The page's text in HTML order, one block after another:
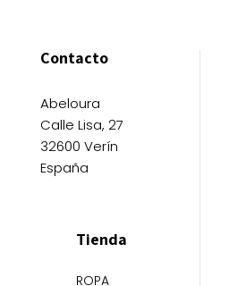
Contacto
Abeloura
Calle Lisa, 27
32600 Verín
España
Tienda
ROPA